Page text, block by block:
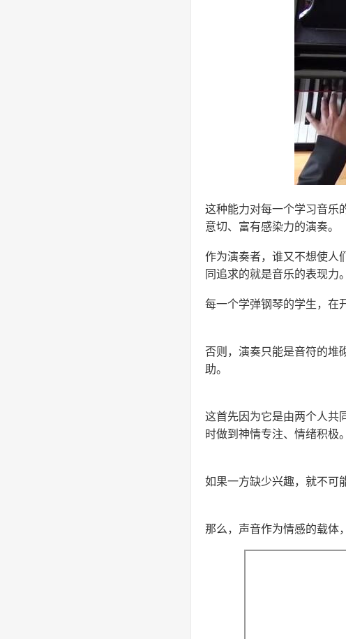
这种能力对每一个学习音乐
意切、富有感染力的演奏。
作为演奏者，谁又不想使人
同追求的就是音乐的表现力。
每一个学弹钢琴的学生，在
否则，演奏只能是音符的堆
助。
这首先因为它是由两个人共
时做到神情专注、情绪积极。
如果一方缺少兴趣，就不可
那么，声音作为情感的载体